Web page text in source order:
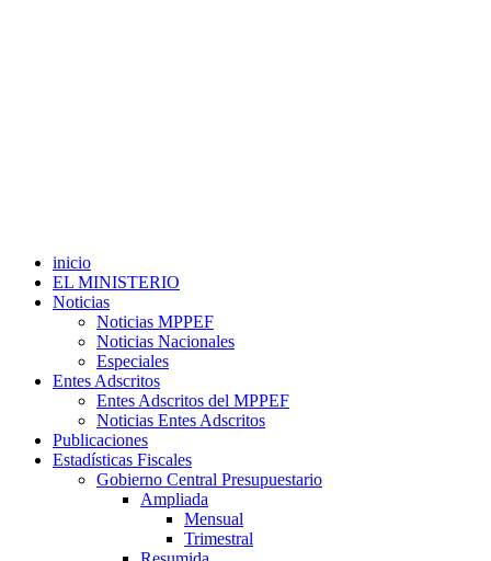
inicio
EL MINISTERIO
Noticias
Noticias MPPEF
Noticias Nacionales
Especiales
Entes Adscritos
Entes Adscritos del MPPEF
Noticias Entes Adscritos
Publicaciones
Estadísticas Fiscales
Gobierno Central Presupuestario
Ampliada
Mensual
Trimestral